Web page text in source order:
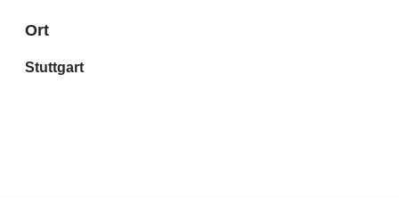
Ort
Stuttgart